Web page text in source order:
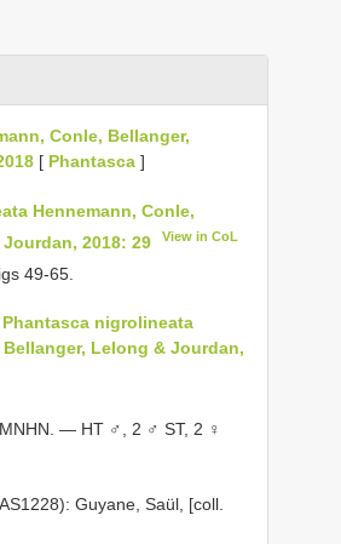
Conle, Bellanger,
[ Phantasca ]
Hennemann, Conle,
2018: 29
View in CoL
49-65.
Phantasca nigrolineata
Lelong & Jourdan,
MNHN. — HT ♂, 2 ♂ ST, 2 ♀
Guyane, Saül, [coll.